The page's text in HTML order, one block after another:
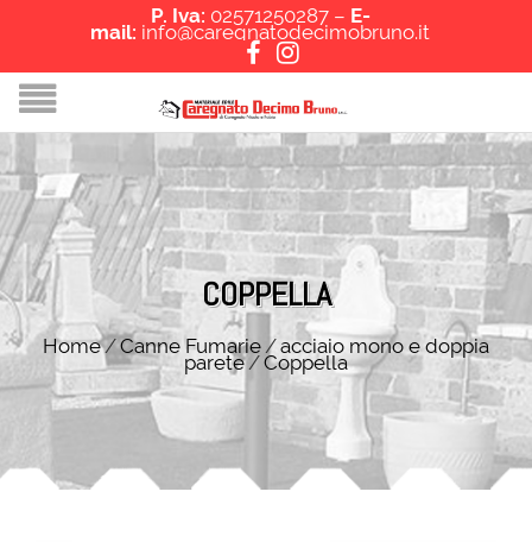
P. Iva: 02571250287 – E-
mail: info@caregnatodecimobruno.it
COPPELLA
Home/Canne Fumarie/acciaio mono e doppia
parete/Coppella